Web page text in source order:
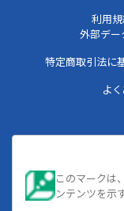
利用
外部デー
特定商取引法に
よ
このマークは
ンテンツを示